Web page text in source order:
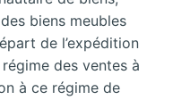
biens meubles
de l’expédition
des ventes à
à ce régime de